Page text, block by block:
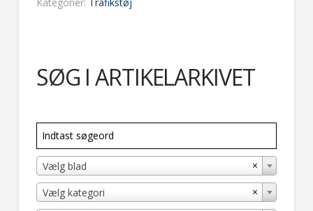
SØG I ARTIKELARKIVET
×
Vælg blad
×
Vælg kategori